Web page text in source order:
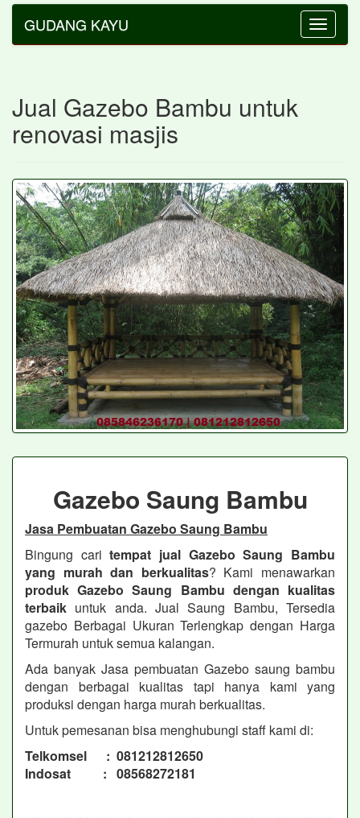
Toggle
GUDANG KAYU
Jual Gazebo Bambu untuk
renovasi masjis
Gazebo Saung Bambu
Jasa Pembuatan Gazebo Saung Bambu
Bingung cari tempat jual Gazebo Saung Bambu
yang murah dan berkualitas? Kami menawarkan
produk Gazebo Saung Bambu dengan kualitas
terbaik untuk anda. Jual Saung Bambu, Tersedia
gazebo Berbagai Ukuran Terlengkap dengan Harga
Termurah untuk semua kalangan.
Ada banyak Jasa pembuatan Gazebo saung bambu
dengan berbagai kualitas tapi hanya kami yang
produksi dengan harga murah berkualitas.
Untuk pemesanan bisa menghubungi staff kami di:
Telkomsel : 081212812650
Indosat : 08568272181